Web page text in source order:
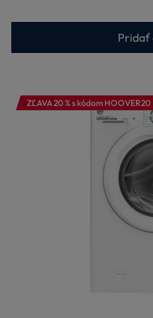
Pridať
ZĽAVA 20 % s kódom HOOVER20